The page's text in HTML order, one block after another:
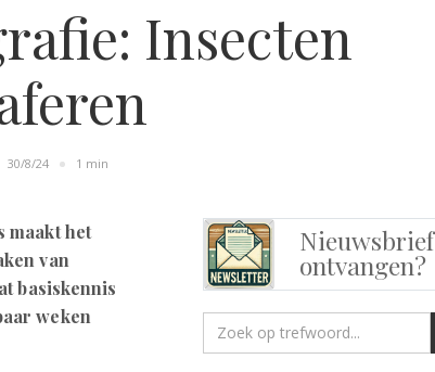
Insecten
30/8/24 1 min
maakt het
van
basiskennis
weken
Nieuwsbrief
ontvangen?